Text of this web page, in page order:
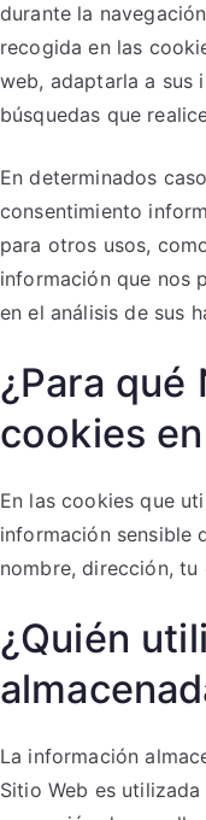
durante la
recogida en las
web, adaptarla a sus
búsquedas que
En determinados
consentimiento
para otros usos,
información que nos
en el análisis de sus
¿Para qué
cookies
En las cookies que
información sensible
nombre, dirección, tu
¿Quién
La información
Sitio Web es